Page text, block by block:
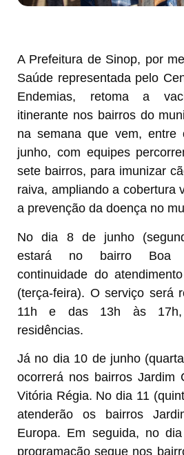
A Prefeitura de Sinop, por
Saúde representada pelo
Endemias, retoma a
itinerante nos bairros do
na semana que vem,
junho, com equipes
sete bairros, para imunizar
raiva, ampliando a cobertura
a prevenção da doença no
No dia 8 de junho
estará no bairro Boa
continuidade do
(terça-feira). O serviço será
11h e das 13h às 17h,
residências.
Já no dia 10 de junho
ocorrerá nos bairros Jardim
Vitória Régia. No dia 11
atenderão os bairros
Europa. Em seguida, no
programação segue nos